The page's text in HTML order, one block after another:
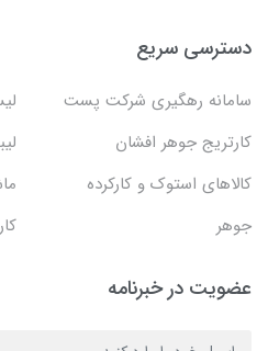
دسترسی سریع
سامانه رهگیری شرکت پست
کارتریج جوهر افشان
کالاهای استوک و کارکرده
جوهر
عضویت در خبرنامه